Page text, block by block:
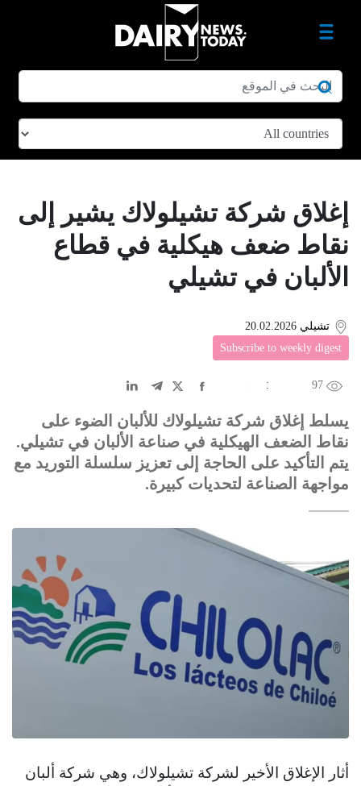
إغلاق شركة تشيلولاك يشير إلى
نقاط ضعف هيكلية في قطاع
الألبان في تشيلي
تشيلي 20.02.2026
Subscribe to weekly digest
97
中文
DE عربى
يسلط إغلاق شركة تشيلولاك للألبان الضوء على
نقاط الضعف الهيكلية في صناعة الألبان في تشيلي.
يتم التأكيد على الحاجة إلى تعزيز سلسلة التوريد مع
مواجهة الصناعة لتحديات كبيرة.
أثار الإغلاق الأخير لشركة تشيلولاك، وهي شركة ألبان